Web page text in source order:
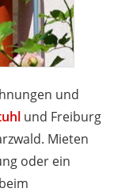
und
und Freiburg
Mieten
oder ein